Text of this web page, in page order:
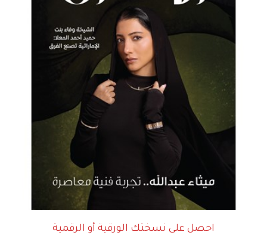
احصل على نسختك الورقية أو الرقمية